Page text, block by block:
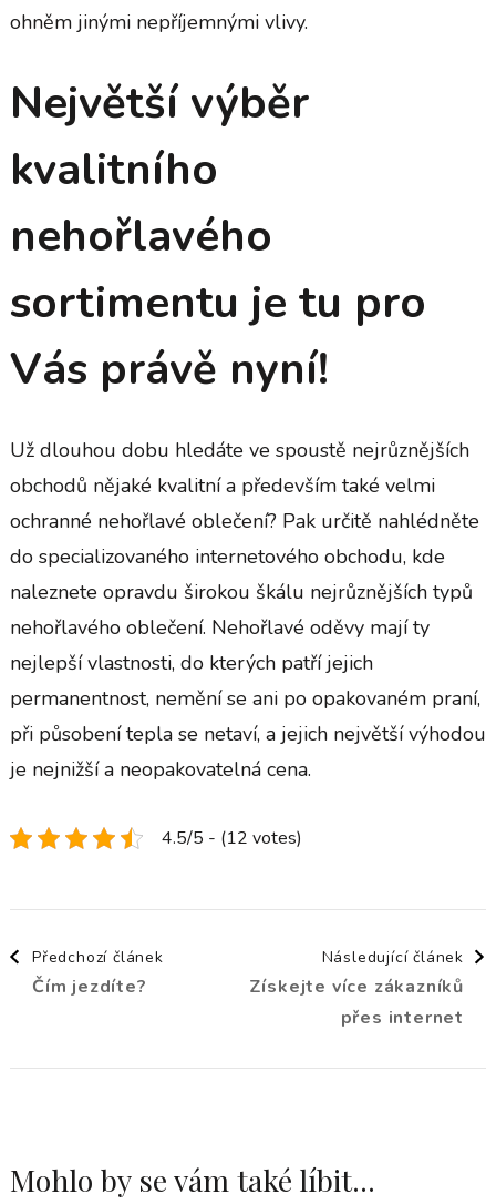
ohněm jinými nepříjemnými vlivy.
Největší výběr
kvalitního
nehořlavého
sortimentu je tu pro
Vás právě nyní!
Už dlouhou dobu hledáte ve spoustě nejrůznějších
obchodů nějaké kvalitní a především také velmi
ochranné nehořlavé oblečení? Pak určitě nahlédněte
do specializovaného internetového obchodu, kde
naleznete opravdu širokou škálu nejrůznějších typů
nehořlavého oblečení. Nehořlavé oděvy mají ty
nejlepší vlastnosti, do kterých patří jejich
permanentnost, nemění se ani po opakovaném praní,
při působení tepla se netaví, a jejich největší výhodou
je nejnižší a neopakovatelná cena.
4.5/5 - (12 votes)
Navigace
příspěvku
Předchozí článek
Čím jezdíte?
Následující článek
Získejte více zákazníků
přes internet
Mohlo by se vám také líbit...